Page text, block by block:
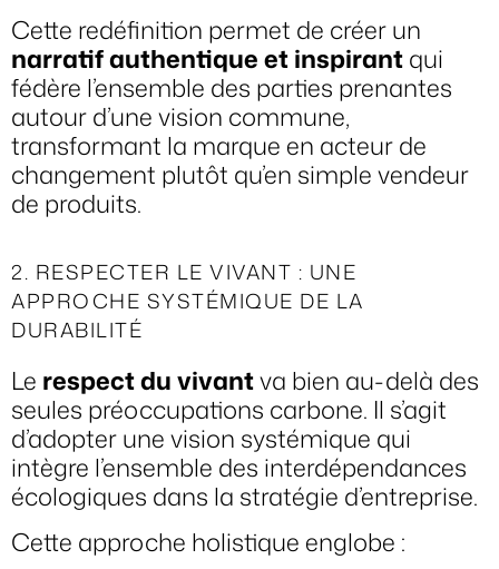
Cette redéfinition permet de créer un
narratif authentique et inspirantqui
fédère l’ensemble des parties prenantes
autour d’une vision commune,
transformant la marque en acteur de
changement plutôt qu’en simple vendeur
de produits.
2. RESPECTER LE VIVANT : UNE
APPROCHE SYSTÉMIQUE DE LA
DURABILITÉ
Le respect du vivantva bien au-delà des
seules préoccupations carbone. Il s’agit
d’adopter une vision systémique qui
intègre l’ensemble des interdépendances
écologiques dans la stratégie d’entreprise.
Cette approche holistique englobe :